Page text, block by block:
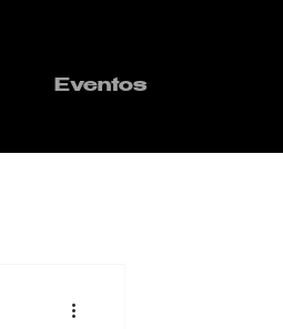
Eventos